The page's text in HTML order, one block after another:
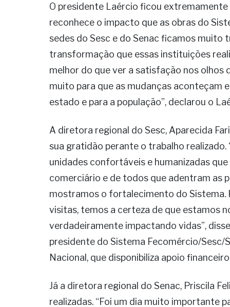
O presidente Laércio ficou
reconhece o impacto que as obras do
sedes do Sesc e do Senac ficamos muito
transformação que essas instituições
melhor do que ver a satisfação nos
muito para que as mudanças aconteçam
estado e para a população”, declarou o
A diretora regional do Sesc, Aparecida
sua gratidão perante o trabalho
unidades confortáveis e humanizadas
comerciário e de todos que adentram as
mostramos o fortalecimento do Sistema.
visitas, temos a certeza de que estamos
verdadeiramente impactando vidas”,
presidente do Sistema Fecomércio/
Nacional, que disponibiliza apoio
Já a diretora regional do Senac, Priscila
realizadas. “Foi um dia muito importante